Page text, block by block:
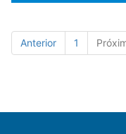
Anterior
1